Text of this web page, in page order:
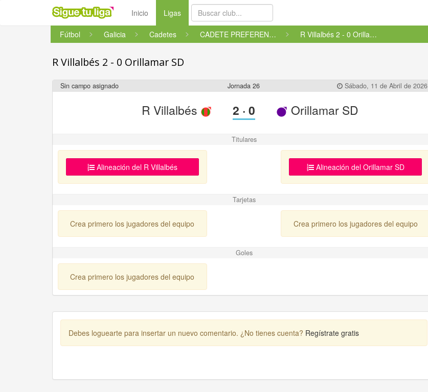
Inicio Ligas(current)
Fútbol Galicia Cadetes CADETE PREFERENTE FUTGAL - GRU... R Villalbés 2 - 0 Orillamar SD
R Villalbés 2 - 0 Orillamar SD
Sin campo asignado Jornada 26 Sábado, 11 de Abril de 2026
R Villalbés 2 · 0 Orillamar SD
Titulares
Alineación del R Villalbés Alineación del Orillamar SD
Tarjetas
Crea primero los jugadores del equipo Crea primero los jugadores del equipo
Goles
Crea primero los jugadores del equipo
Debes loguearte para insertar un nuevo comentario. ¿No tienes cuenta? Regístrate gratis